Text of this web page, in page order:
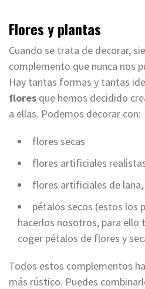
Flores y plantas
Cuando se trata de decorar,
complemento que nunca nos
Hay tantas formas y tantas
flores que hemos decidido
a ellas. Podemos decorar con:
flores secas
flores artificiales
flores artificiales de
pétalos secos (estos los
hacerlos nosotros, para
coger pétalos de flores y
Todos estos complementos
más rústico. Puedes